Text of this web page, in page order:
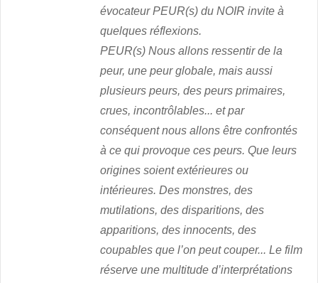
évocateur PEUR(s) du NOIR invite à
quelques réflexions.
PEUR(s) Nous allons ressentir de la
peur, une peur globale, mais aussi
plusieurs peurs, des peurs primaires,
crues, incontrôlables... et par
conséquent nous allons être confrontés
à ce qui provoque ces peurs. Que leurs
origines soient extérieures ou
intérieures. Des monstres, des
mutilations, des disparitions, des
apparitions, des innocents, des
coupables que l’on peut couper... Le film
réserve une multitude d’interprétations